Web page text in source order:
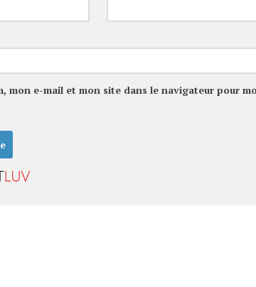
mon e-mail et mon site dans le navigateur pour